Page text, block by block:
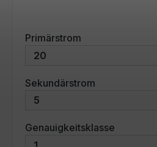
Primärstrom
Sekundärstrom
Genauigkeitsklasse